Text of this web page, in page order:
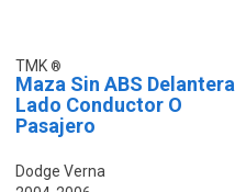
TMK
Maza Sin ABS Delantera
Lado Conductor O
Pasajero
Dodge Verna